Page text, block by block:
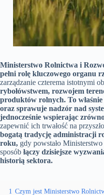
Ministerstwo Rolnictwa i
pełni rolę kluczowego organu
zarządzanie czterema istotnymi
rybołówstwem, rozwojem
produktów rolnych. To
oraz sprawuje nadzór nad
jednocześnie wspierając
zapewnić ich trwałość na
bogatą tradycję administracji
roku, gdy powstało
sposób łączy dzisiejsze
historią sektora.
1 Czym jest Ministerstwo